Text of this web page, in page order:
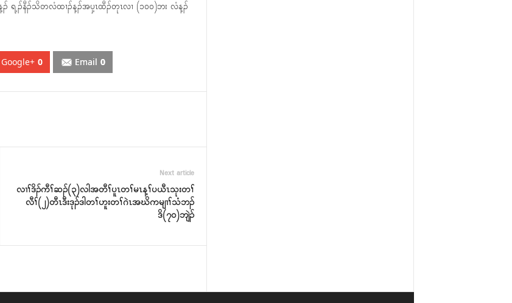
ရ့ၣ်နီၣ်သိတလံထၢၣ်န့ၣ်အပှ့ၤထီၣ်တုၤလၢ (၁၀၀)ဘး လံန့ၣ်
Google+ 0 Email 0
Next article
လၢၢ်ဒိၣ်ကီၢ်ဆၣ်(၃)လါအတီၢ်ပူၤတၢ်မၤန့ၢ်ပယီၤသုးတၢ်
လီၢ်(၂)တီၤဒီးဒုၣ်ဒါတၢ်ဟူးတၢ်ဂဲၤအဃိကမျၢၢ်သံဘၣ်
ဒိ(၇၀)ဘျဲၣ်